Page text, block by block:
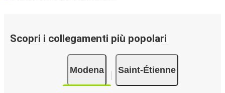
Scopri i collegamenti più popolari
Modena Saint-Étienne